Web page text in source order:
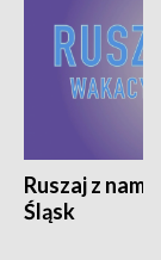
Ruszaj z
Śląsk